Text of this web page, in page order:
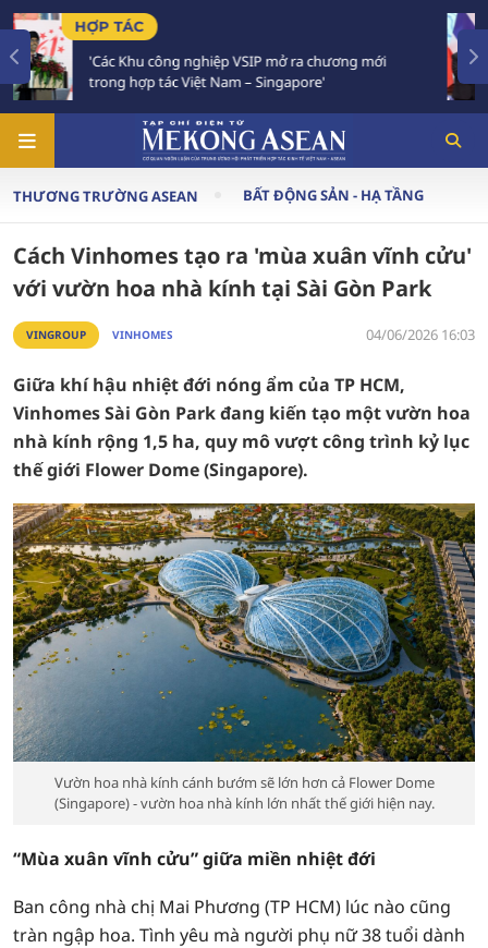
mới
Việt Nam - Thái Lan nhất trí triển khai thực
Chiến lược 'Ba kết nối'
THƯƠNG TRƯỜNG ASEAN BẤT ĐỘNG SẢN - HẠ TẦNG
Cách Vinhomes tạo ra 'mùa xuân vĩnh cửu'
với vườn hoa nhà kính tại Sài Gòn Park
VINGROUP VINHOMES 04/06/2026 16:03
Giữa khí hậu nhiệt đới nóng ẩm của TP HCM,
Vinhomes Sài Gòn Park đang kiến tạo một vườn hoa
nhà kính rộng 1,5 ha, quy mô vượt công trình kỷ lục
thế giới Flower Dome (Singapore).
Vườn hoa nhà kính cánh bướm sẽ lớn hơn cả Flower Dome
(Singapore) - vườn hoa nhà kính lớn nhất thế giới hiện nay.
“Mùa xuân vĩnh cửu” giữa miền nhiệt đới
Ban công nhà chị Mai Phương (TP HCM) lúc nào cũng
tràn ngập hoa. Tình yêu mà người phụ nữ 38 tuổi dành